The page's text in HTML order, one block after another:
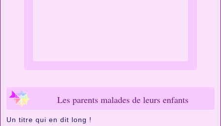
Les parents malades de leurs enfants
Un titre qui en dit long !